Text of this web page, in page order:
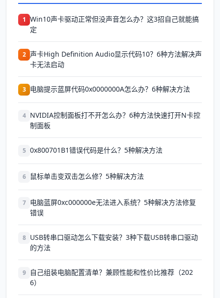
1 Win10声卡驱动正常但没声音怎么办？这3招自己就能搞
定
2 声卡High Definition Audio显示代码10？6种方法解决声
卡无法启动
3 电脑提示蓝屏代码0x0000000A怎么办？6种解决方法
4 NVIDIA控制面板打不开怎么办？6种方法快速打开N卡控
制面板
5 0x800701B1错误代码是什么？5种解决方法
6 鼠标单击变双击怎么修？5种解决方法
7 电脑蓝屏0xc000000e无法进入系统？5种解决方法修复
错误
8 USB转串口驱动怎么下载安装？3种下载USB转串口驱动
的方法
9
自己组装电脑配置清单？兼顾性能和性价比推荐（202
6）